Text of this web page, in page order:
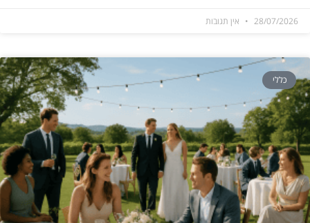
28/07/2026 אין תגובות
כללי